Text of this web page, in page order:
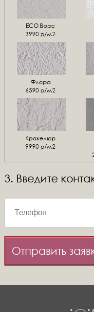
ЕСО Ворс
3990 р/м2
Флора
6590 р/м2
Кракелюр
9990 р/м2
3. Введите
Отправить